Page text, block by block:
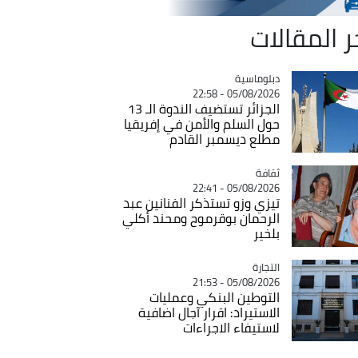
المقالات
Catégorie
دبلوماسية
05/08/2026 - 22:58
الجزائر تستضيف الندوة الـ 13
حول السلم والأمن في إفريقيا
مطلع ديسمبر القادم
Catégorie
ثقافة
05/08/2026 - 22:41
تيزي وزو تستذكر الفنانين عبد
الرحمان بوقرموح ومحند أكلي
بلخير
Catégorie
التجارة
05/08/2026 - 21:53
التوطين البنكي وعمليات
الاستيراد: اقرار آجال اضافية
لاستيفاء الاجراءات